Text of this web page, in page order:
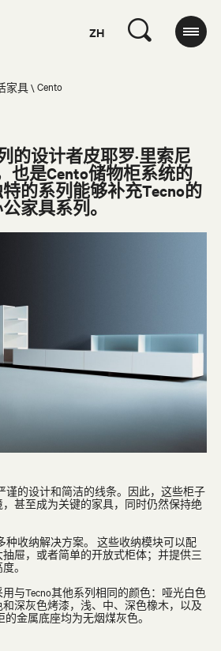
ZH
家具 Cento
的设计者皮耶罗·里索尼
也是Cento储物柜系统的
的系列能够补充Tecno的
家具系列。
谨的设计和简洁的线条。因此，这些柜子
甚至成为关键的家具，同时仍然保持绝
种收纳解决方案。 这些收纳模块可以配
屉，或者简单的开放式柜体；并提供三
。
与Tecno其他系列相同的颜色：哑光白色
深灰色烤漆，浅、中、深色橡木，以及
的金属底座均为无烟煤灰色。